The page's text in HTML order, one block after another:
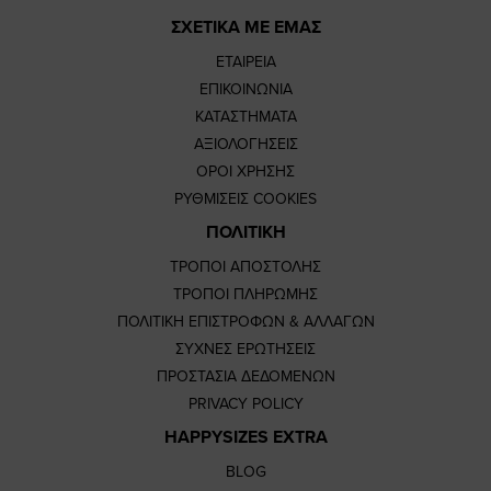
ΣΧΕΤΙΚΑ ΜΕ ΕΜΑΣ
ΕΤΑΙΡΕΙΑ
ΕΠΙΚΟΙΝΩΝΙΑ
ΚΑΤΑΣΤΗΜΑΤΑ
ΑΞΙΟΛΟΓΗΣΕΙΣ
ΟΡΟΙ ΧΡΗΣΗΣ
ΡΥΘΜΙΣΕΙΣ COOKIES
ΠΟΛΙΤΙΚΗ
ΤΡΟΠΟΙ ΑΠΟΣΤΟΛΗΣ
ΤΡΟΠΟΙ ΠΛΗΡΩΜΗΣ
ΠΟΛΙΤΙΚΗ ΕΠΙΣΤΡΟΦΩΝ & ΑΛΛΑΓΩΝ
ΣΥΧΝΕΣ ΕΡΩΤΗΣΕΙΣ
ΠΡΟΣΤΑΣΙΑ ΔΕΔΟΜΕΝΩΝ
PRIVACY POLICY
HAPPYSIZES EXTRA
BLOG